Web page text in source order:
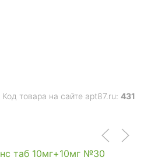
Код товара на сайте apt87.ru: 431